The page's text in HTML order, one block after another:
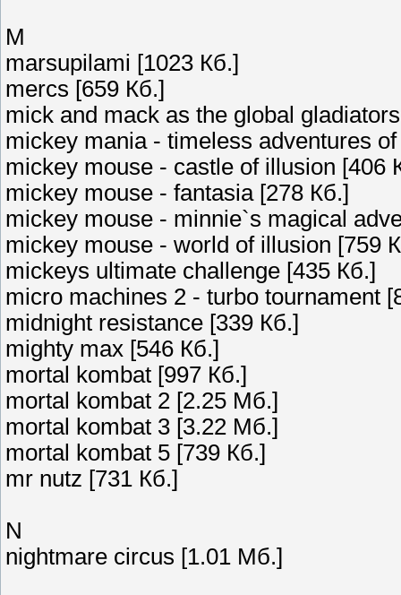
M
marsupilami [1023 Кб.]
mercs [659 Кб.]
mick and mack as the global
mickey mania - timeless adventures
mickey mouse - castle of illusion [406
mickey mouse - fantasia [278 Кб.]
mickey mouse - minnie`s magical
mickey mouse - world of illusion [759
mickeys ultimate challenge [435 Кб.]
micro machines 2 - turbo tournament
midnight resistance [339 Кб.]
mighty max [546 Кб.]
mortal kombat [997 Кб.]
mortal kombat 2 [2.25 Мб.]
mortal kombat 3 [3.22 Мб.]
mortal kombat 5 [739 Кб.]
mr nutz [731 Кб.]
N
nightmare circus [1.01 Мб.]